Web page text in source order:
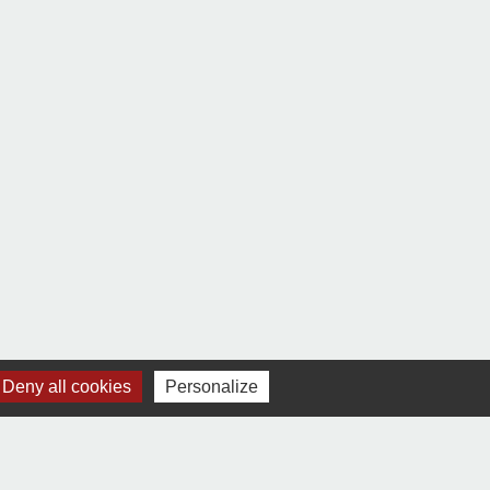
Deny all cookies Personalize